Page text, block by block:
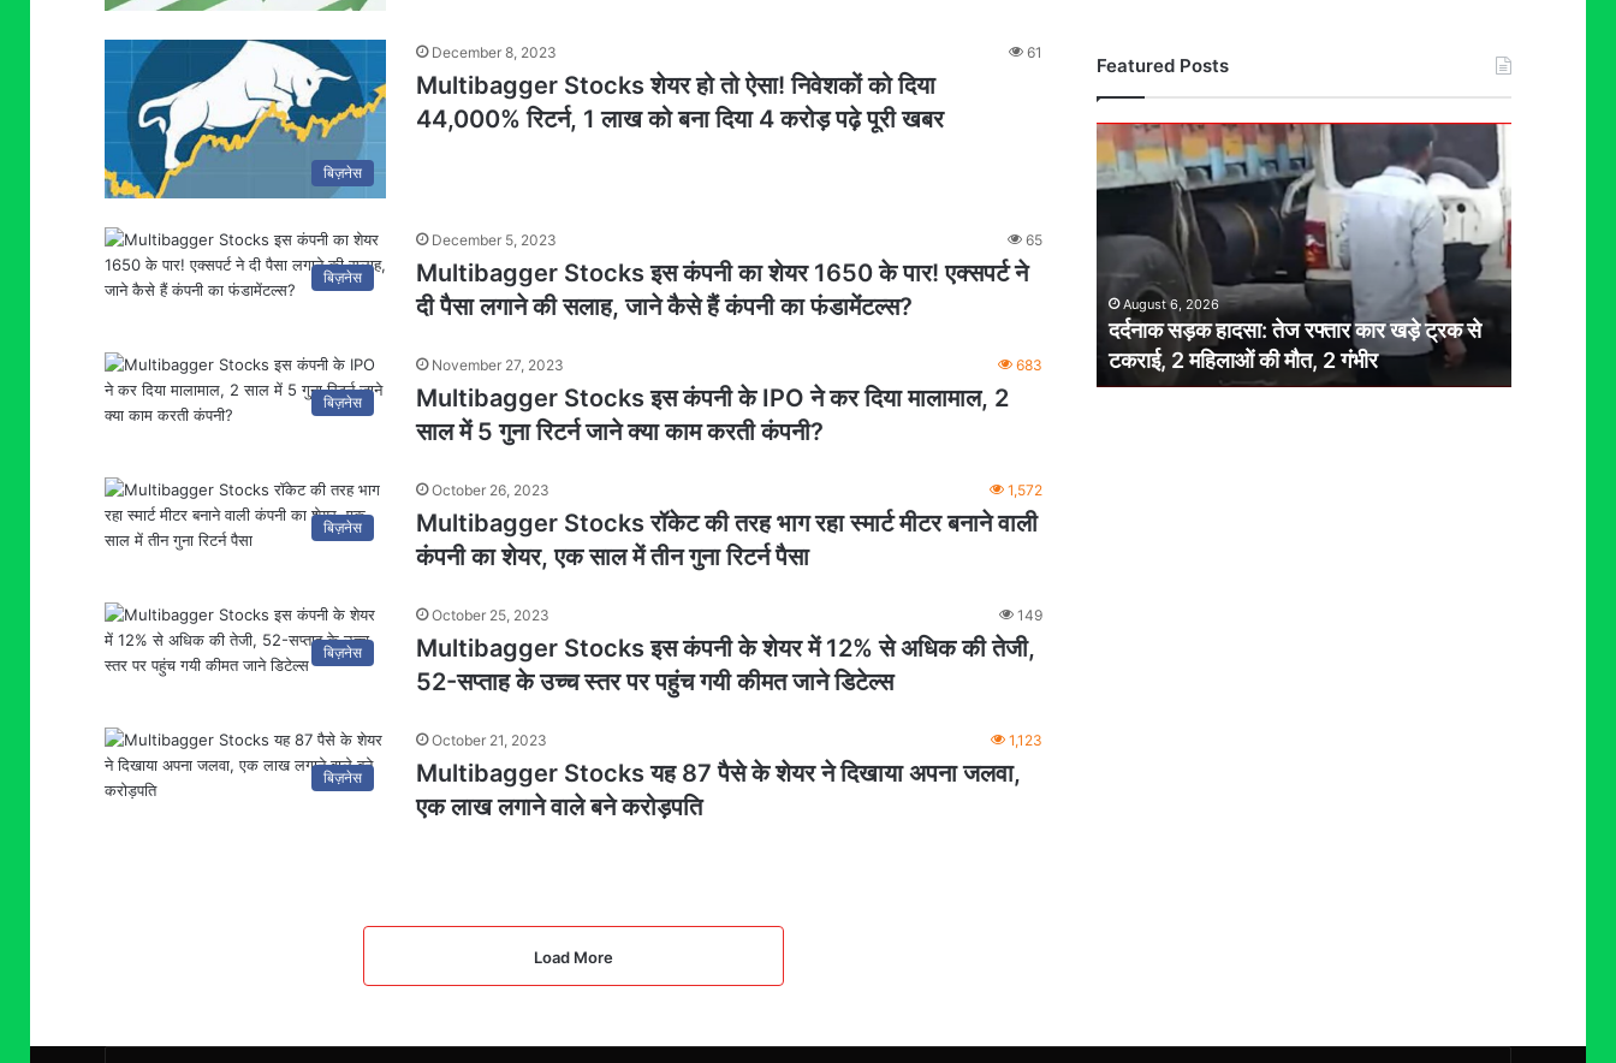
बिज़नेस
December 8, 2023 61
Multibagger Stocks शेयर हो तो ऐसा! निवेशकों को दिया
44,000% रिटर्न, 1 लाख को बना दिया 4 करोड़ पढ़े पूरी खबर
बिज़नेस
December 5, 2023 65
Multibagger Stocks इस कंपनी का शेयर 1650 के पार! एक्सपर्ट ने
दी पैसा लगाने की सलाह, जाने कैसे हैं कंपनी का फंडामेंटल्स?
बिज़नेस
November 27, 2023 683
Multibagger Stocks इस कंपनी के IPO ने कर दिया मालामाल, 2
साल में 5 गुना रिटर्न जाने क्या काम करती कंपनी?
बिज़नेस
October 26, 2023 1,572
Multibagger Stocks रॉकेट की तरह भाग रहा स्मार्ट मीटर बनाने वाली
कंपनी का शेयर, एक साल में तीन गुना रिटर्न पैसा
बिज़नेस
October 25, 2023 149
Multibagger Stocks इस कंपनी के शेयर में 12% से अधिक की तेजी,
52-सप्ताह के उच्च स्तर पर पहुंच गयी कीमत जाने डिटेल्स
बिज़नेस
October 21, 2023 1,123
Multibagger Stocks यह 87 पैसे के शेयर ने दिखाया अपना जलवा,
एक लाख लगाने वाले बने करोड़पति
Load More
Featured Posts
दर्दनाक
सड़क
हादसा:
रफ्तार
ट्रक
टकराई,
2
August 6, 2026
दर्दनाक सड़क हादसा: तेज रफ्तार कार खड़े ट्रक से
टकराई, 2 महिलाओं की मौत, 2 गंभीर